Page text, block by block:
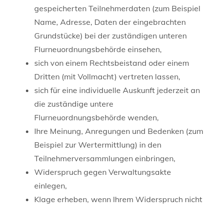
gespeicherten Teilnehmerdaten (zum Beispiel
Name, Adresse, Daten der eingebrachten
Grundstücke) bei der zuständigen unteren
Flurneuordnungsbehörde einsehen,
sich von einem Rechtsbeistand oder einem
Dritten (mit Vollmacht) vertreten lassen,
sich für eine individuelle Auskunft jederzeit an
die zuständige untere
Flurneuordnungsbehörde wenden,
Ihre Meinung, Anregungen und Bedenken (zum
Beispiel zur Wertermittlung) in den
Teilnehmerversammlungen einbringen,
Widerspruch gegen Verwaltungsakte
einlegen,
Klage erheben, wenn Ihrem Widerspruch nicht